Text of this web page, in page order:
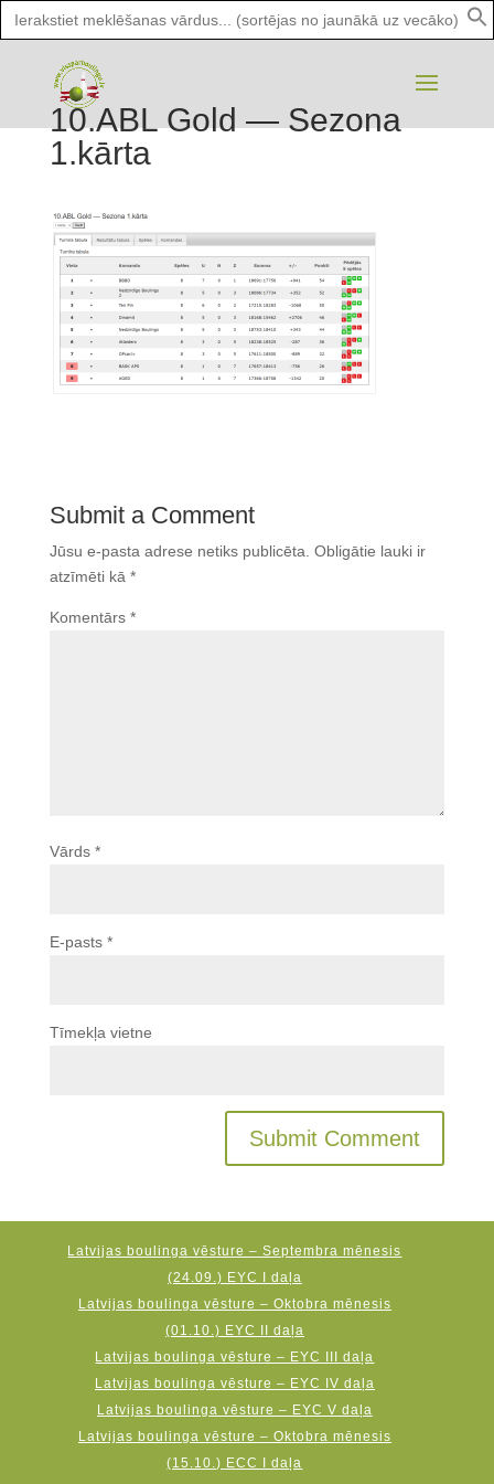
Search
for:
10.ABL Gold — Sezona
1.kārta
Submit a Comment
Jūsu e-pasta adrese netiks publicēta. Obligātie lauki ir
atzīmēti kā *
Komentārs *
Vārds *
E-pasts *
Tīmekļa vietne
Latvijas boulinga vēsture – Septembra mēnesis
(24.09.) EYC I daļa
Latvijas boulinga vēsture – Oktobra mēnesis
(01.10.) EYC II daļa
Latvijas boulinga vēsture – EYC III daļa
Latvijas boulinga vēsture – EYC IV daļa
Latvijas boulinga vēsture – EYC V daļa
Latvijas boulinga vēsture – Oktobra mēnesis
(15.10.) ECC I daļa